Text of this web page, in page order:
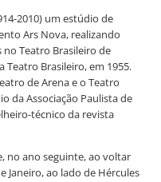
2010) um estúdio de
Ars Nova, realizando
Teatro Brasileiro de
Teatro Brasileiro, em 1955.
de Arena e o Teatro
da Associação Paulista de
técnico da revista
no ano seguinte, ao voltar
Janeiro, ao lado de Hércules